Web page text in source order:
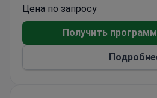
медицинским партнером
олимпийского комитета и
национального балета.
ассоциаций (УЕФА) для
Цена по запросу
Получить